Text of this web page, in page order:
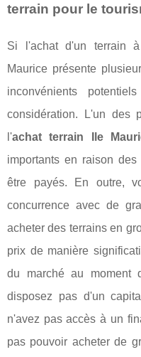
terrain pour le
Si l'achat d'un terrain
Maurice présente
inconvénients
considération. L'un des
l'achat terrain Ile
importants en raison
être payés. En outre,
concurrence avec de
acheter des terrains en
prix de manière
du marché au moment
disposez pas d'un
n'avez pas accès à un
pas pouvoir acheter de